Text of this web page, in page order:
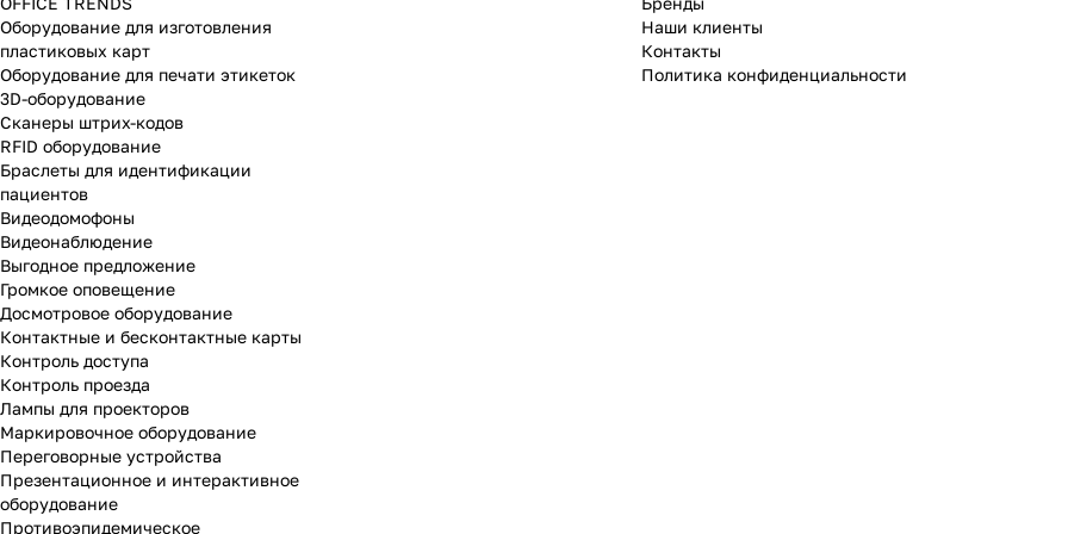
Оборудование для изготовления
пластиковых карт
Оборудование для печати этикеток
3D-оборудование
Cканеры штрих-кодов
RFID оборудование
Браслеты для идентификации
пациентов
Видеодомофоны
Видеонаблюдение
Выгодное предложение
Громкое оповещение
Досмотровое оборудование
Контактные и бесконтактные карты
Контроль доступа
Контроль проезда
Лампы для проекторов
Маркировочное оборудование
Переговорные устройства
Презентационное и интерактивное
оборудование
Противоэпидемическое
Наши клиенты
Контакты
Политика конфиденциальности